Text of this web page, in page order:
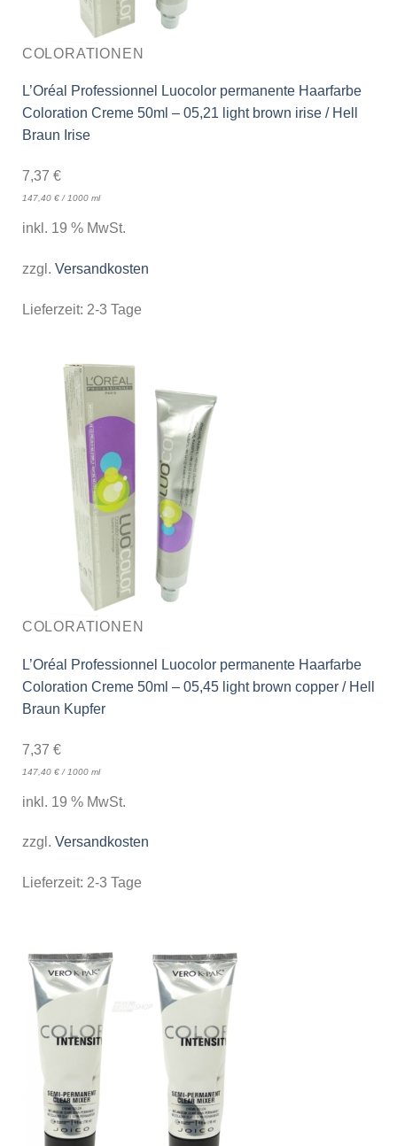
COLORATIONEN
L’Oréal Professionnel Luocolor permanente Haarfarbe
Coloration Creme 50ml – 05,21 light brown irise / Hell
Braun Irise
7,37 €
147,40 €/ 1000 ml
inkl. 19 % MwSt.
zzgl. Versandkosten
Lieferzeit: 2-3 Tage
COLORATIONEN
L’Oréal Professionnel Luocolor permanente Haarfarbe
Coloration Creme 50ml – 05,45 light brown copper / Hell
Braun Kupfer
7,37 €
147,40 €/ 1000 ml
inkl. 19 % MwSt.
zzgl. Versandkosten
Lieferzeit: 2-3 Tage